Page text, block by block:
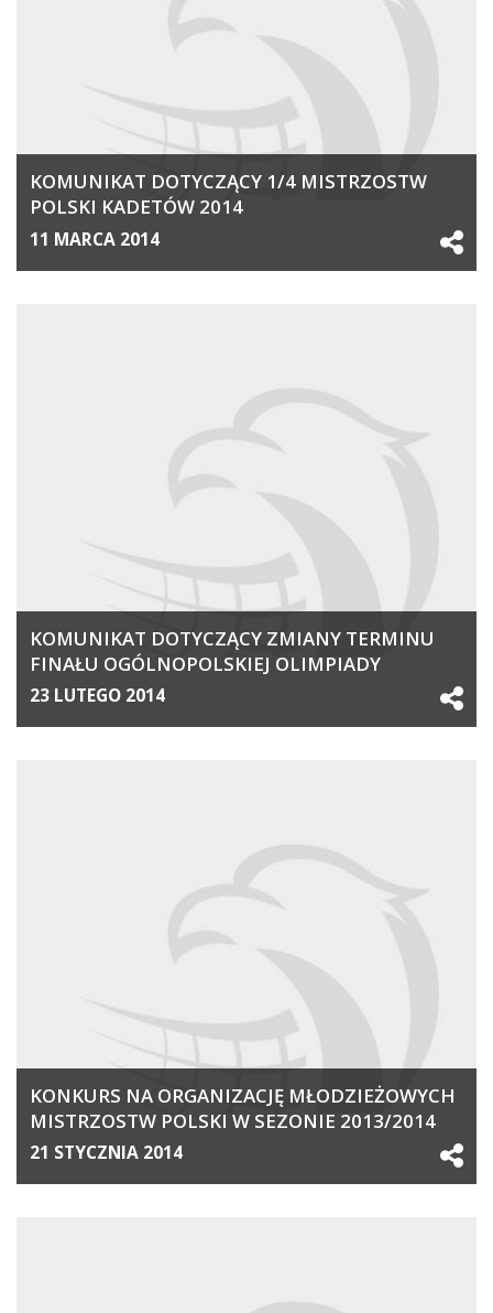
KOMUNIKAT DOTYCZĄCY 1/4 MISTRZOSTW
POLSKI KADETÓW 2014
11 MARCA 2014
KOMUNIKAT DOTYCZĄCY ZMIANY TERMINU
FINAŁU OGÓLNOPOLSKIEJ OLIMPIADY
MŁODZIEŻY 2014
23 LUTEGO 2014
KONKURS NA ORGANIZACJĘ MŁODZIEŻOWYCH
MISTRZOSTW POLSKI W SEZONIE 2013/2014
21 STYCZNIA 2014